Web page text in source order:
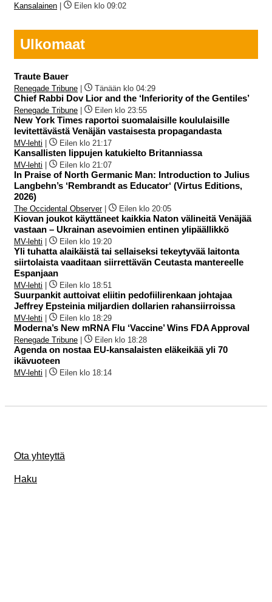
Kansalainen Eilen klo 09:02
Ulkomaat
Traute Bauer
Renegade Tribune Tänään klo 04:29
Chief Rabbi Dov Lior and the ‘Inferiority of the Gentiles’
Renegade Tribune Eilen klo 23:55
New York Times raportoi suomalaisille koululaisille
levitettävästä Venäjän vastaisesta propagandasta
MV-lehti Eilen klo 21:17
Kansallisten lippujen katukielto Britanniassa
MV-lehti Eilen klo 21:07
In Praise of North Germanic Man: Introduction to Julius
Langbehn’s ‘Rembrandt as Educator‘ (Virtus Editions,
2026)
The Occidental Observer| Eilen klo 20:05
Kiovan joukot käyttäneet kaikkia Naton välineitä Venäjää
vastaan – Ukrainan asevoimien entinen ylipäällikkö
MV-lehti Eilen klo 19:20
Yli tuhatta alaikäistä tai sellaiseksi tekeytyvää laitonta
siirtolaista vaaditaan siirrettävän Ceutasta mantereelle
Espanjaan
MV-lehti Eilen klo 18:51
Suurpankit auttoivat eliitin pedofiilirenkaan johtajaa
Jeffrey Epsteinia miljardien dollarien rahansiirroissa
MV-lehti Eilen klo 18:29
Moderna’s New mRNA Flu ‘Vaccine’ Wins FDA Approval
Renegade Tribune Eilen klo 18:28
Agenda on nostaa EU-kansalaisten eläkeikää yli 70
ikävuoteen
MV-lehti Eilen klo 18:14
Ota yhteyttä
Haku